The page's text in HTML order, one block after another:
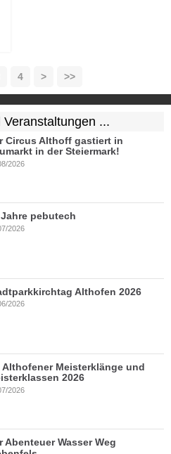
4 > >>
...
Circus Althoff gastiert in
in der Steiermark!
2026
pebutech
2026
Althofen 2026
2026
Althofener Meisterklänge und
2026
2026
Abenteuer Wasser Weg